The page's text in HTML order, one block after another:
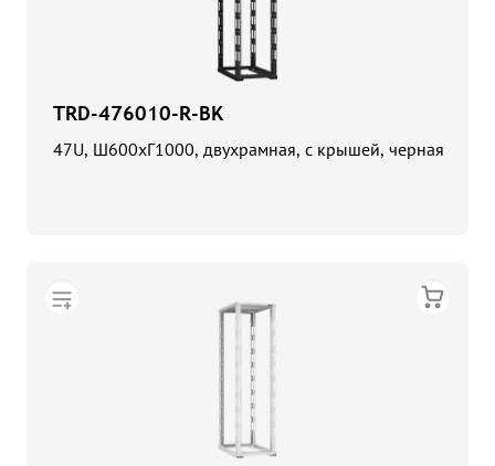
TRD-476010-R-BK
47U, Ш600хГ1000, двухрамная, с крышей, черная